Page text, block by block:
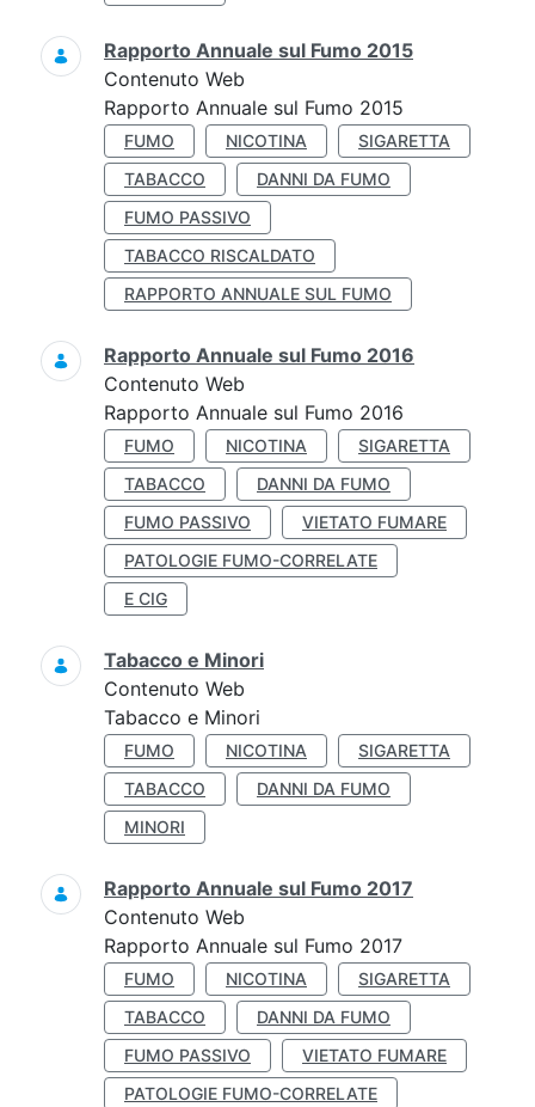
Rapporto Annuale sul Fumo 2015
Contenuto Web
Rapporto Annuale sul Fumo 2015
FUMO NICOTINA
SIGARETTA
TABACCO
DANNI DA FUMO
FUMO PASSIVO
TABACCO RISCALDATO
RAPPORTO ANNUALE SUL FUMO
Rapporto Annuale sul Fumo 2016
Contenuto Web
Rapporto Annuale sul Fumo 2016
FUMO NICOTINA
SIGARETTA
TABACCO
DANNI DA FUMO
FUMO PASSIVO
VIETATO FUMARE
PATOLOGIE FUMO-CORRELATE
E CIG
Tabacco e Minori
Contenuto Web
Tabacco e Minori
FUMO NICOTINA
SIGARETTA
TABACCO
DANNI DA FUMO
MINORI
Rapporto Annuale sul Fumo 2017
Contenuto Web
Rapporto Annuale sul Fumo 2017
FUMO NICOTINA
SIGARETTA
TABACCO
DANNI DA FUMO
FUMO PASSIVO
VIETATO FUMARE
PATOLOGIE FUMO-CORRELATE